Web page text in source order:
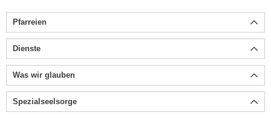
Pfarreien
Dienste
Was wir glauben
Spezialseelsorge